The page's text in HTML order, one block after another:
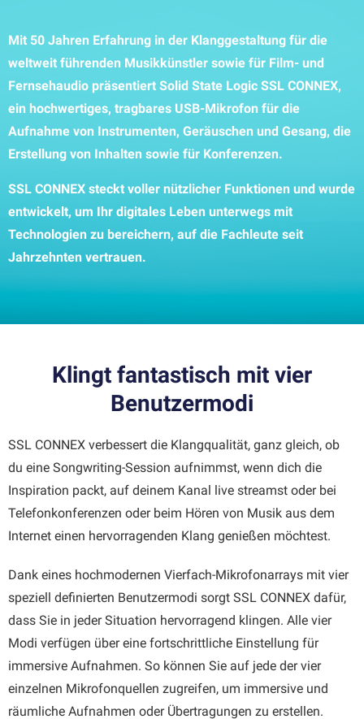
Mit 50 Jahren Erfahrung in der Klanggestaltung für die
weltweit führenden Musikkünstler sowie für Film- und
Fernsehaudio präsentiert Solid State Logic SSL CONNEX,
ein hochwertiges, tragbares USB-Mikrofon für die
Aufnahme von Instrumenten, Geräuschen und Gesang, die
Erstellung von Inhalten sowie für Konferenzen.
SSL CONNEX steckt voller nützlicher Funktionen und wurde
entwickelt, um Ihr digitales Leben unterwegs mit
Technologien zu bereichern, auf die Fachleute seit
Jahrzehnten vertrauen.
Klingt fantastisch mit vier
Benutzermodi
SSL CONNEX verbessert die Klangqualität, ganz gleich, ob
du eine Songwriting-Session aufnimmst, wenn dich die
Inspiration packt, auf deinem Kanal live streamst oder bei
Telefonkonferenzen oder beim Hören von Musik aus dem
Internet einen hervorragenden Klang genießen möchtest.
Dank eines hochmodernen Vierfach-Mikrofonarrays mit vier
speziell definierten Benutzermodi sorgt SSL CONNEX dafür,
dass Sie in jeder Situation hervorragend klingen. Alle vier
Modi verfügen über eine fortschrittliche Einstellung für
immersive Aufnahmen. So können Sie auf jede der vier
einzelnen Mikrofonquellen zugreifen, um immersive und
räumliche Aufnahmen oder Übertragungen zu erstellen.